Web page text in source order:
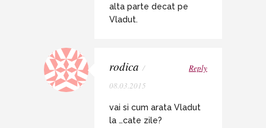
alta parte decat pe
Vladut.
rodica /
08.03.2015
Reply
vai si cum arata Vladut
la …cate zile?